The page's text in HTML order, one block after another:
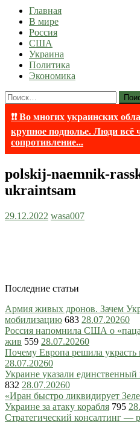
lentaruss
lentaruss — Новости
Главная
В мире
Россия
США
Украина
Политика
Экономика
Найти:
❗❗ Во многих украинских
крупное подполье. Люди
сопротивление...
polskij-naemnik-
ukraintsam
29.12.2022 wasa007
Последние статьи
Армия живых дронов. Зачем
мобилизацию 683 28.07.20260
Россия напомнила США о
жив 559 28.07.20260
Почему Европа решила украсть
28.07.20260
Украине указали единственный
832 28.07.20260
«Иран быстро ликвидирует
Украине за атаку корабля 795
Стратегический консалтинг —